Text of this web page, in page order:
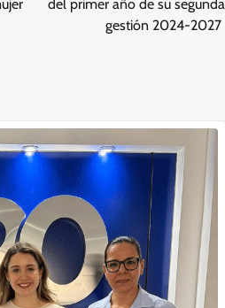
del primer año de su segunda
gestión 2024-2027